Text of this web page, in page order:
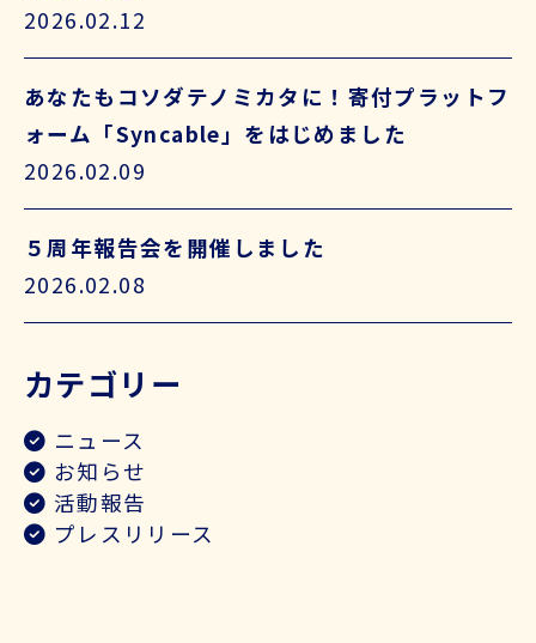
2026.02.12
あなたもコソダテノミカタに！寄付プラットフ
ォーム「Syncable」をはじめました
2026.02.09
５周年報告会を開催しました
2026.02.08
カテゴリー
ニュース
お知らせ
活動報告
プレスリリース